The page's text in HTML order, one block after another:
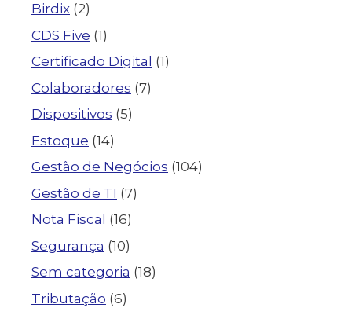
Birdix (2)
CDS Five (1)
Certificado Digital (1)
Colaboradores (7)
Dispositivos (5)
Estoque (14)
Gestão de Negócios (104)
Gestão de TI (7)
Nota Fiscal (16)
Segurança (10)
Sem categoria (18)
Tributação (6)